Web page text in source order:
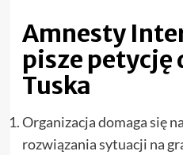
Amnesty
pisze petycję
Tuska
Organizacja domaga się
rozwiązania sytuacji na